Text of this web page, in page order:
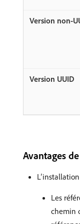
Avantages
Les
chemin